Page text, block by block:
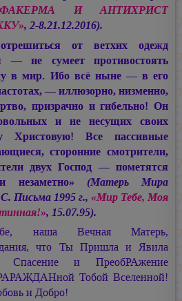
И АНТИХРИСТ
, 2-8.21.12.2016).
от ветхих одежд
— не сумеет противостоять
в мир. Ибо всё ныне — в его
— иллюзорно, низменно,
призрачно и гибельно! Он
и не несущих своих
Христовую! Все пассивные
сторонние смотрители,
двух Господ — пометятся
незаметно» (Матерь Мира
Письма 1995 г., «Мир Тебе, Моя
, 15.07.95).
наша Вечная Матерь,
что Ты Пришла и Явила
и ПреобРАжение
Тобой Вселенной!
и Добро!